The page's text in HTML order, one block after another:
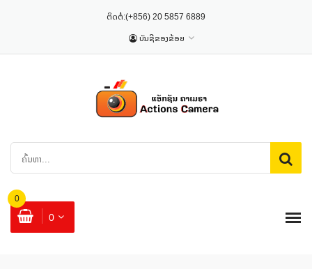
ຕິດຕໍ່:(+856) 20 5857 6889
ບັນຊີຂອງຂ້ອຍ
0
0